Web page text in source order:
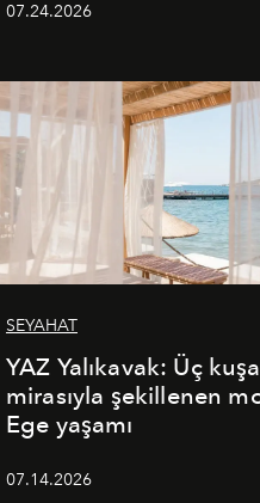
07.24.2026
SEYAHAT
YAZ Yalıkavak: Üç
mirasıyla şekillenen
Ege yaşamı
07.14.2026